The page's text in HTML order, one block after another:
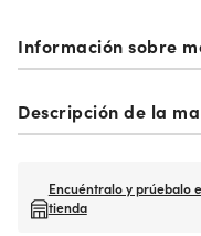
Información sobre
Descripción de la
Encuéntralo y prúebalo
tienda